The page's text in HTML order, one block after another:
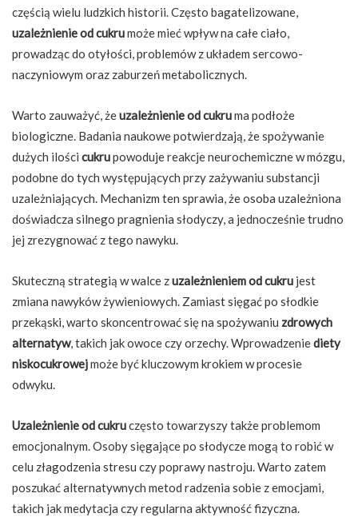
częścią wielu ludzkich historii. Często bagatelizowane,
uzależnienie od cukrumoże mieć wpływ na całe ciało,
prowadząc do otyłości, problemów z układem sercowo-
naczyniowym oraz zaburzeń metabolicznych.
Warto zauważyć, żeuzależnienie od cukruma podłoże
biologiczne. Badania naukowe potwierdzają, że spożywanie
dużych ilości cukrupowoduje reakcje neurochemiczne w mózgu,
podobne do tych występujących przy zażywaniu substancji
uzależniających. Mechanizm ten sprawia, że osoba uzależniona
doświadcza silnego pragnienia słodyczy, a jednocześnie trudno
jej zrezygnować z tego nawyku.
Skuteczną strategią w walce zuzależnieniem od cukru jest
zmiana nawyków żywieniowych. Zamiast sięgać po słodkie
przekąski, warto skoncentrować się na spożywaniu zdrowych
alternatyw, takich jak owoce czy orzechy. Wprowadzeniediety
niskocukrowejmoże być kluczowym krokiem w procesie
odwyku.
Uzależnienie od cukruczęsto towarzyszy także problemom
emocjonalnym. Osoby sięgające po słodycze mogą to robić w
celu złagodzenia stresu czy poprawy nastroju. Warto zatem
poszukać alternatywnych metod radzenia sobie z emocjami,
takich jak medytacja czy regularna aktywność fizyczna.